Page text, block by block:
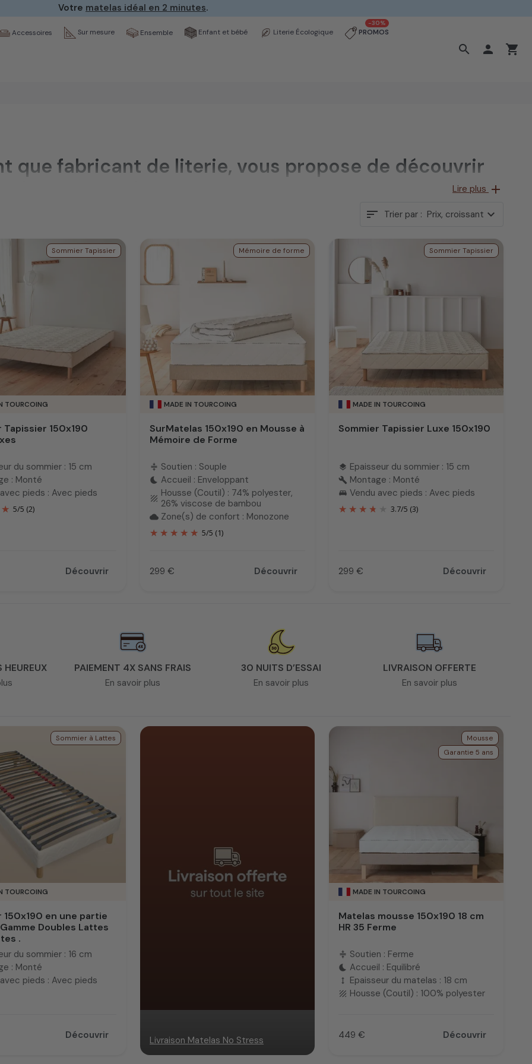
Votre matelas idéal en 2 minutes.
Accessoires Sur mesure Ensemble Enfant et bébé Literie Écologique PROMOS
-30%
search  shopping_cart
que fabricant de literie, vous propose de découvrir
Lire plus add
sort Trier par : Prix, croissant expand_more
TOURCOING
Sommier Tapissier
Tapissier 150x190
du sommier : 15 cm
: Monté
pieds : Avec pieds
5/5 (2)
Découvrir
MADE IN TOURCOING
Mémoire de forme
SurMatelas 150x190 en Mousse à
Mémoire de Forme
compress Soutien : Souple
bedtime Accueil : Enveloppant
texture Housse (Coutil) : 74% polyester,
26% viscose de bambou
cloud Zone(s) de confort : Monozone
5/5 (1)
Prix
299 € Découvrir
MADE IN TOURCOING
Sommier Tapissier
Sommier Tapissier Luxe 150x190
layers Epaisseur du sommier : 15 cm
build Montage : Monté
king_bed Vendu avec pieds : Avec pieds
3.7/5 (3)
Prix
299 € Découvrir
PAIEMENT 4X SANS FRAIS
En savoir plus
30 NUITS D’ESSAI
En savoir plus
LIVRAISON OFFERTE
En savoir plus
TOURCOING
Sommier à Lattes
150x190 en une partie
Doubles Lattes
.
du sommier : 16 cm
: Monté
pieds : Avec pieds
Découvrir Livraison Matelas No Stress
MADE IN TOURCOING
Mousse
Garantie 5 ans
Matelas mousse 150x190 18 cm
HR 35 Ferme
compress Soutien : Ferme
bedtime Accueil : Equilibré
height Epaisseur du matelas : 18 cm
texture Housse (Coutil) : 100% polyester
Prix
449 € Découvrir